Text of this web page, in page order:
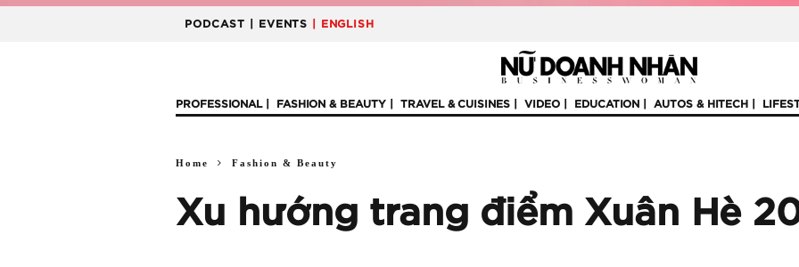
PODCAST | EVENTS | ENGLISH
PROFESSIONAL FASHION & BEAUTY TRAVEL & CUISINES VIDEO EDUCATION AUTOS & HITECH
Home Fashion & Beauty
Xu hướng trang điểm Xuân Hè